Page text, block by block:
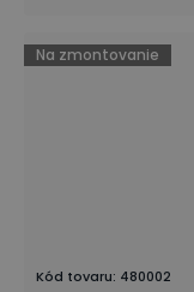
Na zmontovanie
Kód tovaru: 480002